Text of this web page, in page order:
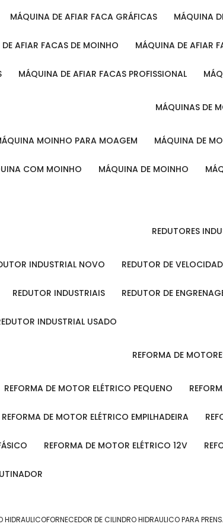
MÁQUINA DE AFIAR FACA GRÁFICAS MÁQUINA
DE AFIAR FACAS DE MOINHO MÁQUINA DE AFIAR
MÁQUINA DE AFIAR FACAS PROFISSIONAL
MÁQUINAS DE
MÁQUINA MOINHO PARA MOAGEM MÁQUINA DE
COM MOINHO MÁQUINA DE MOINHO
REDUTORES
INDUSTRIAL NOVO REDUTOR DE
REDUTOR INDUSTRIAIS REDUTOR DE
REDUTOR INDUSTRIAL USADO
REFORMA DE
REFORMA DE MOTOR ELÉTRICO PEQUENO
REFORMA DE MOTOR ELÉTRICO EMPILHADEIRA
REFORMA DE MOTOR ELÉTRICO 12V
HIDRAULICOFORNECEDOR DE CILINDRO HIDRAULICO PARA